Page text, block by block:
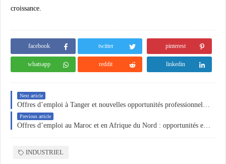
croissance.
facebook twitter pinterest
whatsapp reddit linkedin
Next article
Previous article
INDUSTRIEL